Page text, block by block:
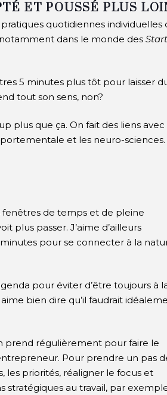
ET POUSSÉ PLUS
quotidiennes individuelles
dans le monde des Start
5 minutes plus tôt pour laisser
tout son sens, non?
plus que ça. On fait des liens avec
et les neuro-sciences.
fenêtres de temps et de pleine
plus passer. J’aime d’ailleurs
pour se connecter à la
pour éviter d’être toujours à
bien dire qu’il faudrait
prend régulièrement pour faire le
Pour prendre un pas
les priorités, réaligner le focus et
au travail, par